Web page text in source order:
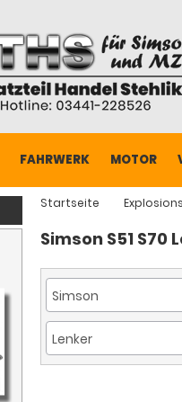
FAHRWERK MOTOR
Startseite
Simson S51 S70